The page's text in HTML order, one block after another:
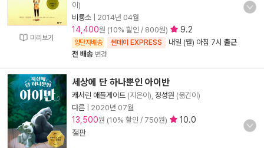
미리보기
이)
비룡소
2014년 04월
14,400원 (10% 할인 / 800원) 9.2
양탄자배송 썬데이 EXPRESS 내일 (월) 아침 7시 출근
전 배송 변경
세상에 단 하나뿐인 아이반
캐서린 애플게이트 (지은이), 정성원 (옮긴이)
다른
2020년 07월
13,500원 (10% 할인 / 750원)
10.0
절판